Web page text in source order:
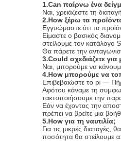
1.Can παίρνω ένα
Ναι, χρειάζεστε τη
2.How ξέρω τα
Εγγυώμαστε ότι τα
Είμαστε ο βασικός
στείλουμε τον κατάλογο
Θα πάρετε την
3.Could σχεδιάζετε για
Ναι, μπορούμε να
4.How μπορούμε να
Επιβεβαιώστε το pi —
Αφότου κάναμε τη
τακτοποιήσουμε την
Εάν να έχοντας την
πρέπει να βρείτε μια
5.How για τη ναυτιλία;
Για τις μικρές
ποσότητα θα στείλουμε